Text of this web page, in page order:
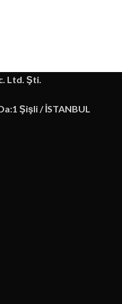
Ltd. Şti.
Şişli / İSTANBUL